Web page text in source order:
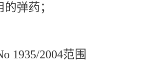
弹药；
1935/2004范围